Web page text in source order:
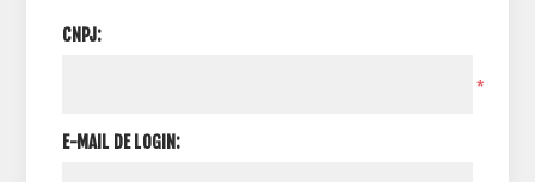
CNPJ:
*
E-MAIL DE LOGIN: